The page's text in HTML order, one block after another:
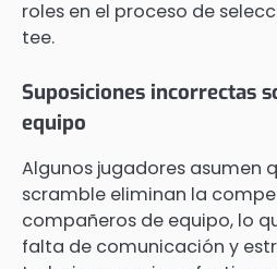
roles en el proceso de
tee.
Suposiciones incorrectas
equipo
Algunos jugadores asumen
scramble eliminan la
compañeros de equipo, lo
falta de comunicación y